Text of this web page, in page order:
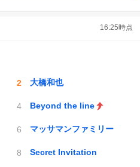
16:25時点
大橋和也
Beyond the line
マッサマンファミリー
Secret Invitation